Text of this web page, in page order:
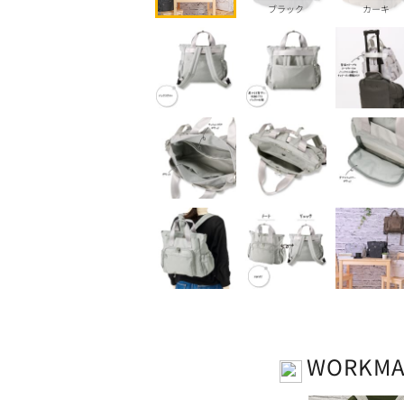
ブラック カーキ